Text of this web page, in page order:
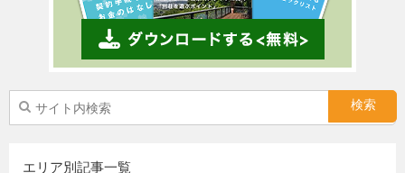
エリア別記事一覧